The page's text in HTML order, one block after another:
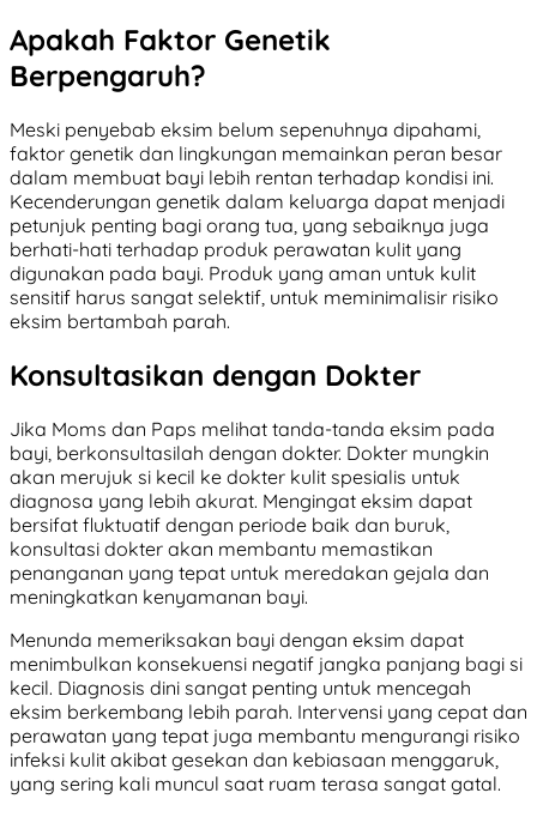
Apakah Faktor Genetik
Berpengaruh?
Meski penyebab eksim belum sepenuhnya dipahami,
faktor genetik dan lingkungan memainkan peran besar
dalam membuat bayi lebih rentan terhadap kondisi ini.
Kecenderungan genetik dalam keluarga dapat menjadi
petunjuk penting bagi orang tua, yang sebaiknya juga
berhati-hati terhadap produk perawatan kulit yang
digunakan pada bayi. Produk yang aman untuk kulit
sensitif harus sangat selektif, untuk meminimalisir risiko
eksim bertambah parah.
Konsultasikan dengan Dokter
Jika Moms dan Paps melihat tanda-tanda eksim pada
bayi, berkonsultasilah dengan dokter. Dokter mungkin
akan merujuk si kecil ke dokter kulit spesialis untuk
diagnosa yang lebih akurat. Mengingat eksim dapat
bersifat fluktuatif dengan periode baik dan buruk,
konsultasi dokter akan membantu memastikan
penanganan yang tepat untuk meredakan gejala dan
meningkatkan kenyamanan bayi.
Menunda memeriksakan bayi dengan eksim dapat
menimbulkan konsekuensi negatif jangka panjang bagi si
kecil. Diagnosis dini sangat penting untuk mencegah
eksim berkembang lebih parah. Intervensi yang cepat dan
perawatan yang tepat juga membantu mengurangi risiko
infeksi kulit akibat gesekan dan kebiasaan menggaruk,
yang sering kali muncul saat ruam terasa sangat gatal.